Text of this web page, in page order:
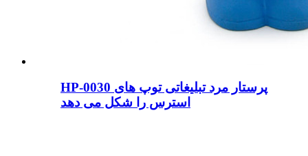
HP-0030 پرستار مرد تبلیغاتی توپ های
استرس را شکل می دهد